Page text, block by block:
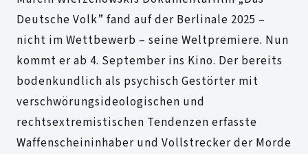
Deutsche Volk” fand auf der Berlinale 2025 –
nicht im Wettbewerb – seine Weltpremiere. Nun
kommt er ab 4. September ins Kino. Der bereits
bodenkundlich als psychisch Gestörter mit
verschwörungsideologischen und
rechtsextremistischen Tendenzen erfasste
Waffenscheininhaber und Vollstrecker der Morde